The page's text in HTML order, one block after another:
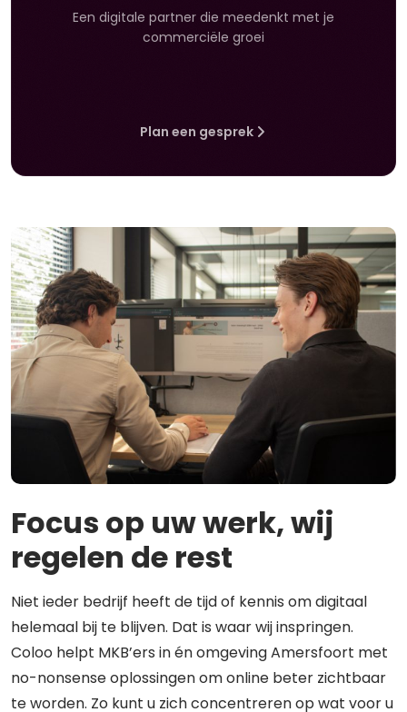
Een digitale partner die meedenkt met je
commerciële groei
Plan een gesprek
Focus op uw werk, wij
regelen de rest
Niet ieder bedrijf heeft de tijd of kennis om digitaal
helemaal bij te blijven. Dat is waar wij inspringen.
Coloo helpt MKB’ers in én omgeving Amersfoort met
no-nonsense oplossingen om online beter zichtbaar
te worden. Zo kunt u zich concentreren op wat voor u